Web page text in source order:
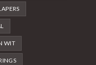
WIT